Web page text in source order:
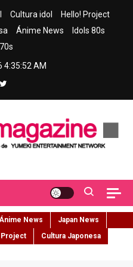
Cultura idol
Hello! Project
Ánime News
Idols 80s
4:35:53 AM
Ánime News
Japan News
Cultura Japonesa